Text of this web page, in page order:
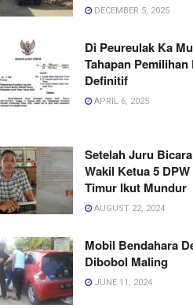
DECEMBER 5, 2025
Di Peureulak Ka
Tahapan
Definitif
APRIL 6, 2025
Setelah Juru
Wakil Ketua 5
Timur Ikut Mundur
AUGUST 22, 2024
Mobil Bendahara
Dibobol Maling
JUNE 11, 2024